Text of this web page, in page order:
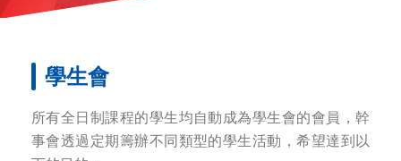
學生會
所有全日制課程的學生均自動成為學生會的會員，幹
事會透過定期籌辦不同類型的學生活動，希望達到以